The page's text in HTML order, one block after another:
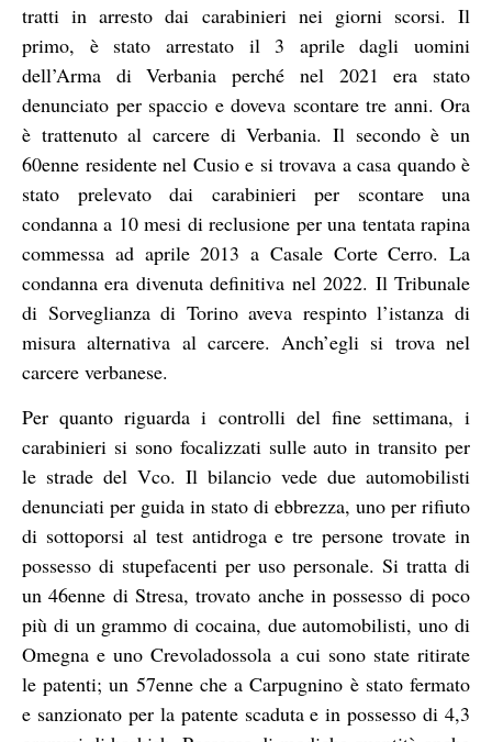
tratti in arresto dai carabinieri nei giorni scorsi. Il
primo, è stato arrestato il 3 aprile dagli uomini
dell’Arma di Verbania perché nel 2021 era stato
denunciato per spaccio e doveva scontare tre anni. Ora
è trattenuto al carcere di Verbania. Il secondo è un
60enne residente nel Cusio e si trovava a casa quando è
stato prelevato dai carabinieri per scontare una
condanna a 10 mesi di reclusione per una tentata rapina
commessa ad aprile 2013 a Casale Corte Cerro. La
condanna era divenuta definitiva nel 2022. Il Tribunale
di Sorveglianza di Torino aveva respinto l’istanza di
misura alternativa al carcere. Anch’egli si trova nel
carcere verbanese.
Per quanto riguarda i controlli del fine settimana, i
carabinieri si sono focalizzati sulle auto in transito per
le strade del Vco. Il bilancio vede due automobilisti
denunciati per guida in stato di ebbrezza, uno per rifiuto
di sottoporsi al test antidroga e tre persone trovate in
possesso di stupefacenti per uso personale. Si tratta di
un 46enne di Stresa, trovato anche in possesso di poco
più di un grammo di cocaina, due automobilisti, uno di
Omegna e uno Crevoladossola a cui sono state ritirate
le patenti; un 57enne che a Carpugnino è stato fermato
e sanzionato per la patente scaduta e in possesso di 4,3